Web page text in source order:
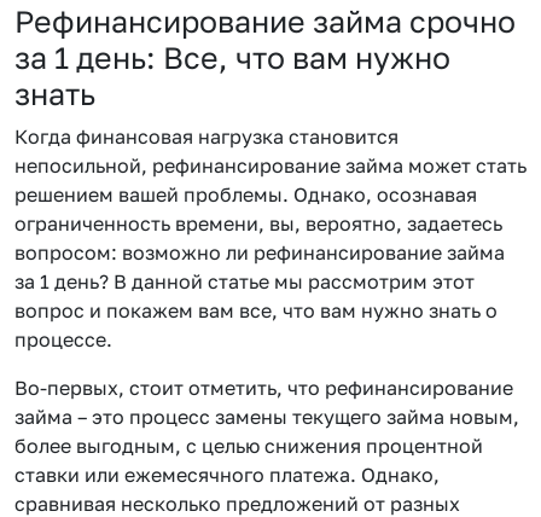
Рефинансирование займа срочно
за 1 день: Все, что вам нужно
знать
Когда финансовая нагрузка становится
непосильной, рефинансирование займа может стать
решением вашей проблемы. Однако, осознавая
ограниченность времени, вы, вероятно, задаетесь
вопросом: возможно ли рефинансирование займа
за 1 день? В данной статье мы рассмотрим этот
вопрос и покажем вам все, что вам нужно знать о
процессе.
Во-первых, стоит отметить, что рефинансирование
займа – это процесс замены текущего займа новым,
более выгодным, с целью снижения процентной
ставки или ежемесячного платежа. Однако,
сравнивая несколько предложений от разных